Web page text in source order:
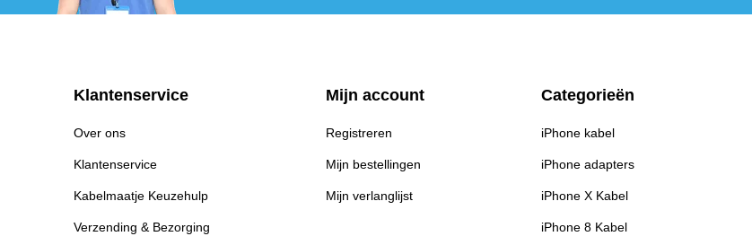
Klantenservice
Over ons
Klantenservice
Kabelmaatje Keuzehulp
Verzending & Bezorging
Mijn account
Registreren
Mijn bestellingen
Mijn verlanglijst
Categorieën
iPhone kabel
iPhone adapters
iPhone X Kabel
iPhone 8 Kabel